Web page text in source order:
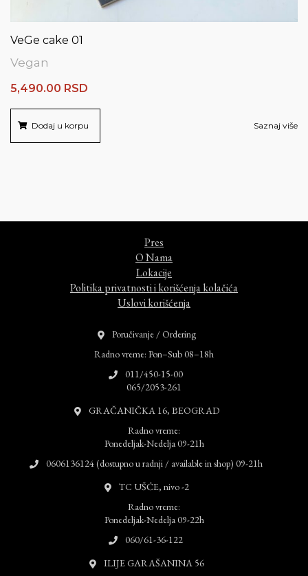
VeGe cake 01
Vegan
5,490.00 RSD
Dodaj u korpu Saznaj više
Pres
O Nama
Lokacije
Politika privatnosti i korišćenja kolačića
Uslovi korišćenja
Poručivanje / Ordering
Radno vreme: Pon–Sub 08–18h
011/450-15-00
065/2053-261
GRAČANIČKA 16, BEOGRAD
Radno vreme:
Ponedeljak-Nedelja 09-21h
0606136124 (dostupno u radnji / available in shop) 09-21h
TC UŠĆE, nivo -2
Radno vreme:
Ponedeljak-Nedelja 09-22h
060/61-36-122
ILIJE GARAŠANINA 56